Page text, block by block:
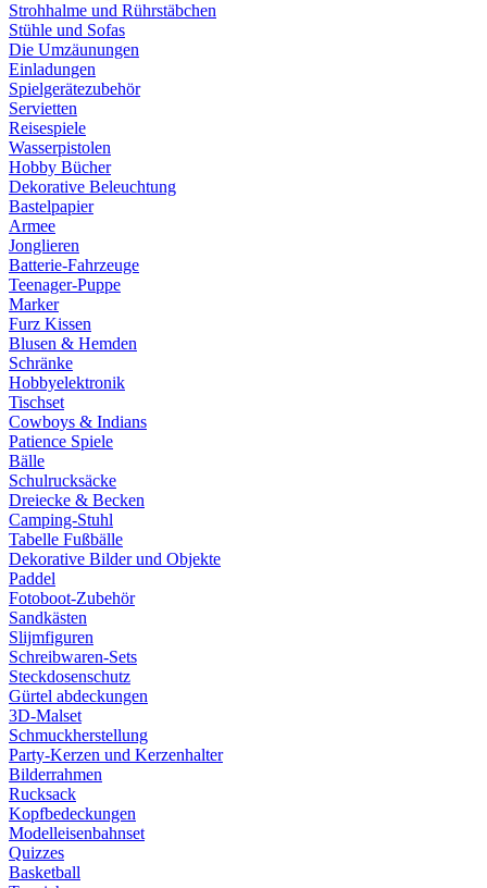
Strohhalme und Rührstäbchen
Stühle und Sofas
Die Umzäunungen
Einladungen
Spielgerätezubehör
Servietten
Reisespiele
Wasserpistolen
Hobby Bücher
Dekorative Beleuchtung
Bastelpapier
Armee
Jonglieren
Batterie-Fahrzeuge
Teenager-Puppe
Marker
Furz Kissen
Blusen & Hemden
Schränke
Hobbyelektronik
Tischset
Cowboys & Indians
Patience Spiele
Bälle
Schulrucksäcke
Dreiecke & Becken
Camping-Stuhl
Tabelle Fußbälle
Dekorative Bilder und Objekte
Paddel
Fotoboot-Zubehör
Sandkästen
Slijmfiguren
Schreibwaren-Sets
Steckdosenschutz
Gürtel abdeckungen
3D-Malset
Schmuckherstellung
Party-Kerzen und Kerzenhalter
Bilderrahmen
Rucksack
Kopfbedeckungen
Modelleisenbahnset
Quizzes
Basketball